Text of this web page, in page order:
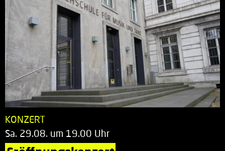
KONZERT
Sa. 29.08. um 19.00 Uhr